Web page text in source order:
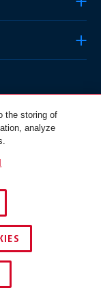
USA
Österreich
the storing of
analyze